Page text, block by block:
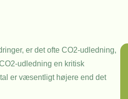
er det ofte CO2-udledning,
udledning en kritisk
er væsentligt højere end det